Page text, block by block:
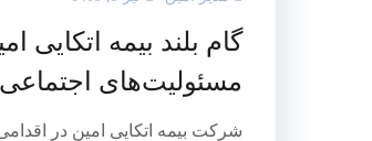
گام بلند بیمه اتکایی
مسئولیت‌های اجتماعی
شرکت بیمه اتکایی امین در